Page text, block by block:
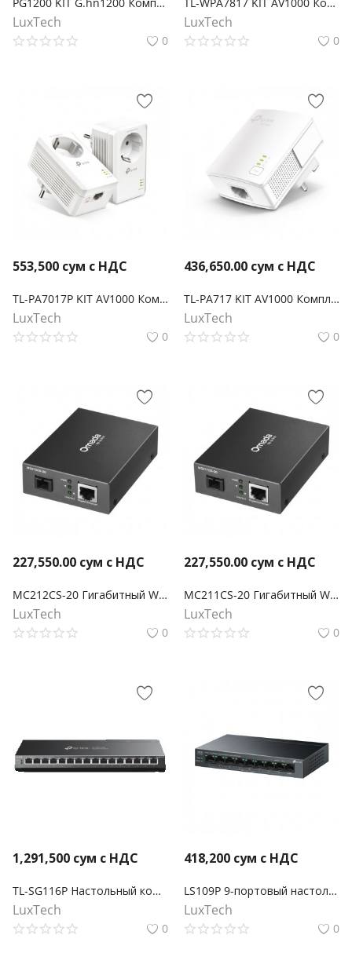
LuxTech
0
LuxTech
0
553,500 сум с НДС
TL-PA7017P KIT AV1000 Комплект гигабитных Powerline-адаптеров со встроенной розеткой
LuxTech
0
436,650.00 сум с НДС
TL-PA717 KIT AV1000 Комплект гигабитных адаптеров Powerline
LuxTech
0
227,550.00 сум с НДС
MC212CS-20 Гигабитный WDM медиаконвертер Omada
LuxTech
0
227,550.00 сум с НДС
MC211CS-20 Гигабитный WDM медиаконвертер Omada
LuxTech
0
1,291,500 сум с НДС
TL-SG116P Настольный коммутатор с 16 гигабитными портами PoE+
LuxTech
0
418,200 сум с НДС
LS109P 9-портовый настольный коммутатор 10/100 Мбит/с с 8-портами PoE+
LuxTech
0